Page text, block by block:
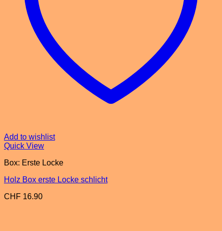
Add to wishlist
Quick View
Box: Erste Locke
Holz Box erste Locke schlicht
CHF 16.90